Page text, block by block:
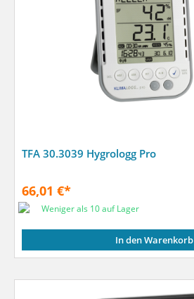
TFA 30.3039 Hygrologg Pro
66,01 €*
Weniger als 10 auf Lager
In den Warenkorb